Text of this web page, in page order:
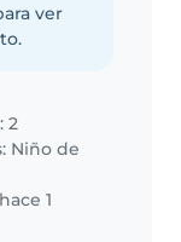
ver
2
Niño de
1